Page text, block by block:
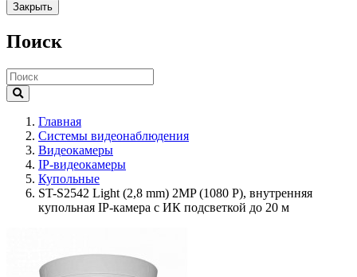
Закрыть
Поиск
Главная
Системы видеонаблюдения
Видеокамеры
IP-видеокамеры
Купольные
ST-S2542 Light (2,8 mm) 2MP (1080 Р), внутренняя
купольная IP-камера с ИК подсветкой до 20 м